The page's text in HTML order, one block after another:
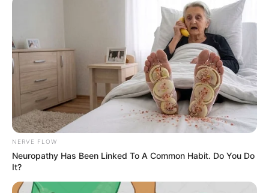
NERVE FLOW
Neuropathy Has Been Linked To A Common Habit. Do You Do
It?